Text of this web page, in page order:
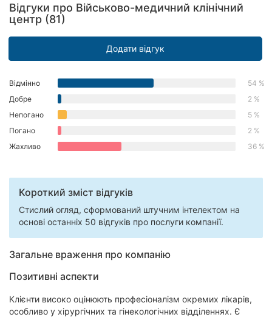
Кривий
Ріг
Миколаїв
Херсон
Полтава
Чернівці
Суми
Франківськ
Луцьк
Ужгород
Відгуки про Військово-медичний клінічний
центр (81)
Додати відгук
Відмінно
54 %
Добре
2 %
Непогано
5 %
Погано
2 %
Жахливо
36 %
Короткий зміст відгуків
Стислий огляд, сформований штучним інтелектом на
основі останніх 50 відгуків про послуги компанії.
Загальне враження про компанію
Позитивні аспекти
Клієнти високо оцінюють професіоналізм окремих лікарів,
особливо у хірургічних та гінекологічних відділеннях. Є